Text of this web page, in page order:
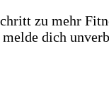
zu mehr
dich